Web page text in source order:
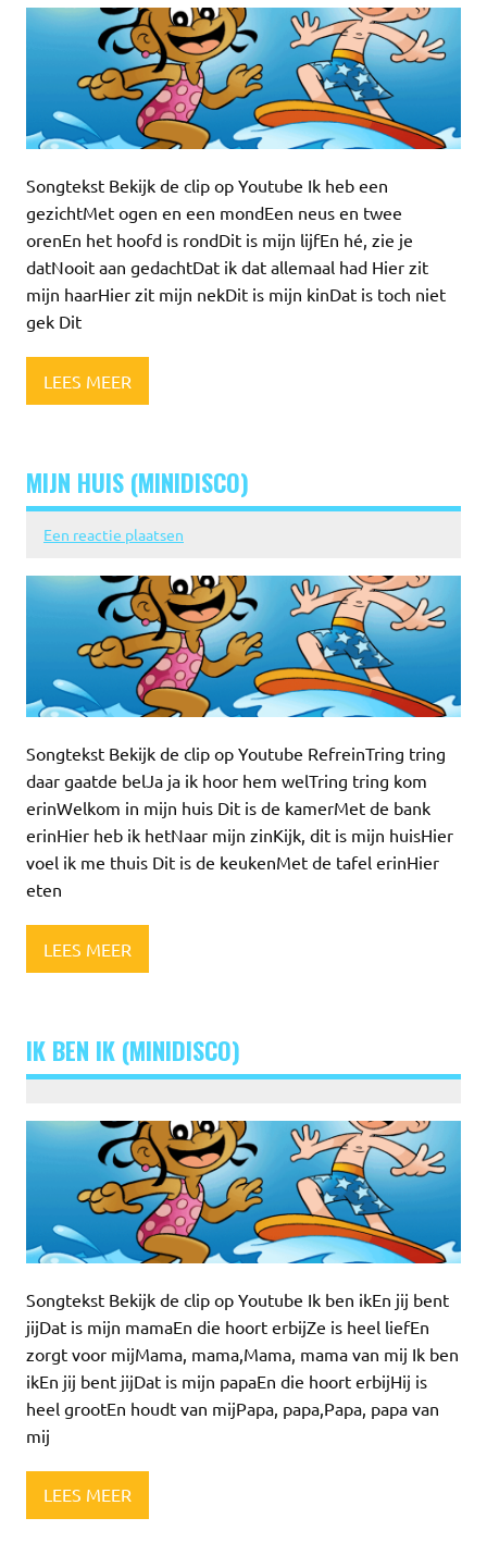
Songtekst Bekijk de clip op Youtube Ik heb een
gezichtMet ogen en een mondEen neus en twee
orenEn het hoofd is rondDit is mijn lijfEn hé, zie je
datNooit aan gedachtDat ik dat allemaal had Hier zit
mijn haarHier zit mijn nekDit is mijn kinDat is toch niet
gek Dit
LEES MEER
MIJN HUIS (MINIDISCO)
Een reactie plaatsen
Songtekst Bekijk de clip op Youtube RefreinTring tring
daar gaatde belJa ja ik hoor hem welTring tring kom
erinWelkom in mijn huis Dit is de kamerMet de bank
erinHier heb ik hetNaar mijn zinKijk, dit is mijn huisHier
voel ik me thuis Dit is de keukenMet de tafel erinHier
eten
LEES MEER
IK BEN IK (MINIDISCO)
Songtekst Bekijk de clip op Youtube Ik ben ikEn jij bent
jijDat is mijn mamaEn die hoort erbijZe is heel liefEn
zorgt voor mijMama, mama,Mama, mama van mij Ik ben
ikEn jij bent jijDat is mijn papaEn die hoort erbijHij is
heel grootEn houdt van mijPapa, papa,Papa, papa van
mij
LEES MEER